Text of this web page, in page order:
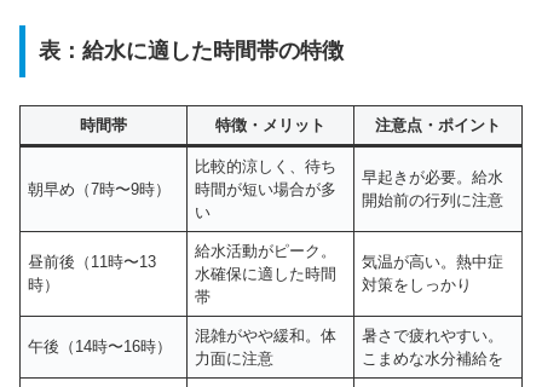
表：給水に適した時間帯の特徴
時間帯 特徴・メリット 注意点・ポイント
朝早め（7時〜9時）
比較的涼しく、待ち
時間が短い場合が多
い
早起きが必要。給水
開始前の行列に注意
昼前後（11時〜13
時）
給水活動がピーク。
水確保に適した時間
帯
気温が高い。熱中症
対策をしっかり
午後（14時〜16時）
混雑がやや緩和。体
力面に注意
暑さで疲れやすい。
こまめな水分補給を